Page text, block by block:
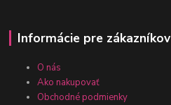
Informácie pre zákazníkov
O nás
Ako nakupovať
Obchodné podmienky